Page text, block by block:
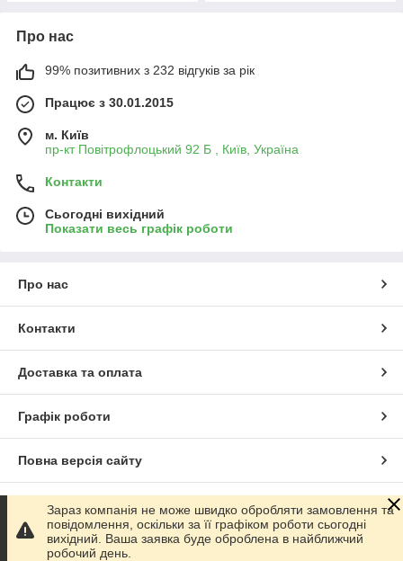
Про нас
99% позитивних з 232 відгуків за рік
Працює з 30.01.2015
м. Київ
пр-кт Повітрофлоцький 92 Б , Київ, Україна
Контакти
Сьогодні вихідний
Показати весь графік роботи
Про нас
Контакти
Доставка та оплата
Графік роботи
Повна версія сайту
Сайт створено на маркетплейсі Prom.ua
Політика конфіденційності
Зараз компанія не може швидко обробляти замовлення та
повідомлення, оскільки за її графіком роботи сьогодні
вихідний. Ваша заявка буде оброблена в найближчий
робочий день.